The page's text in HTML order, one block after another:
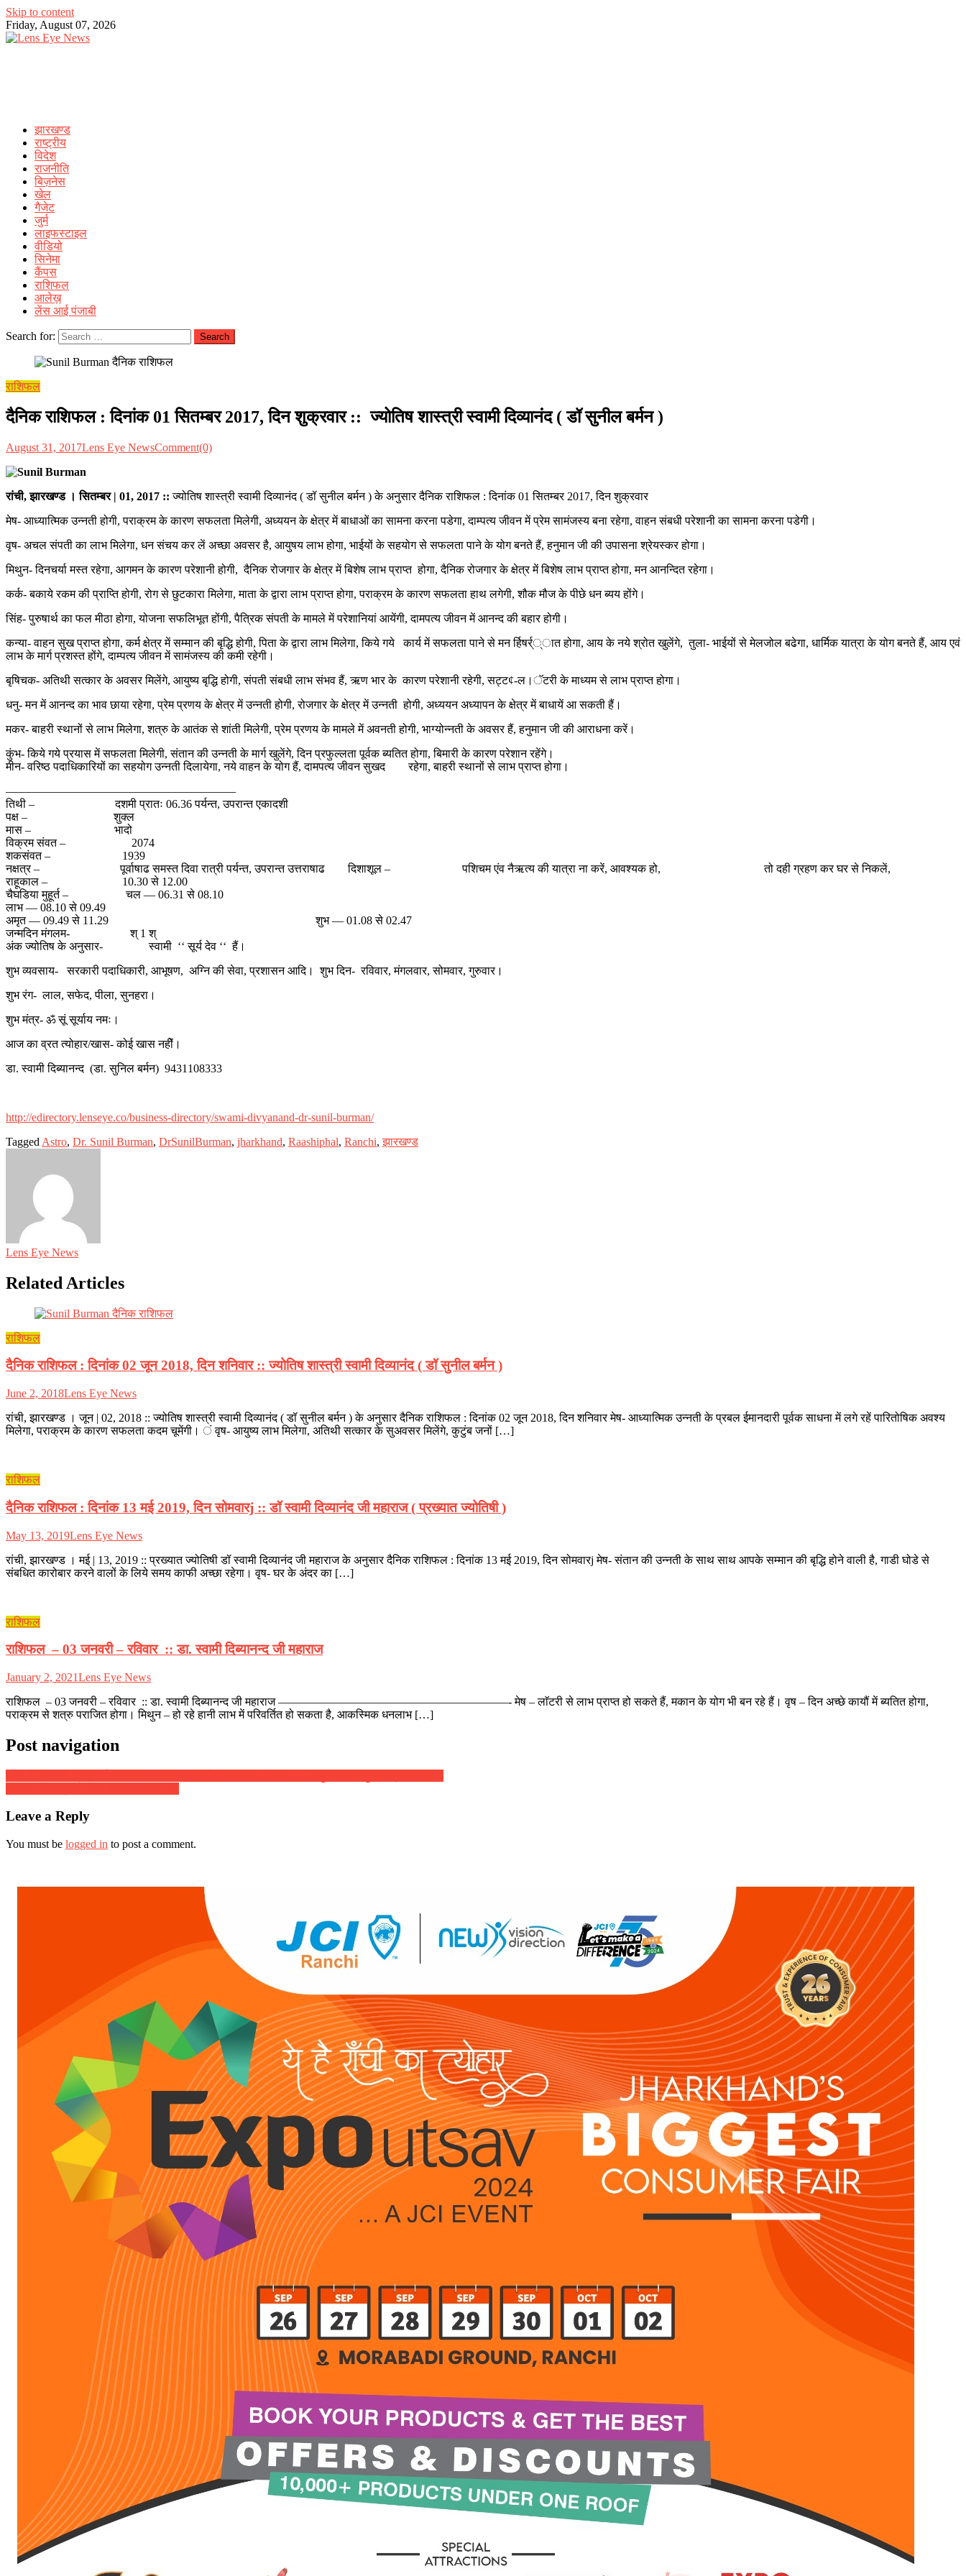
Skip to content
Friday, August 07, 2026
झारखण्ड
राष्ट्रीय
विदेश
राजनीति
बिज़नेस
खेल
गैजेट
जुर्म
लाइफस्टाइल
वीडियो
सिनेमा
कैंपस
राशिफल
आलेख़
लेंस आई पंजाबी
Search for:
राशिफल
दैनिक राशिफल : दिनांक 01 सितम्बर 2017, दिन शुक्रवार :: ज्योतिष शास्त्री स्वामी दिव्यानंद ( डॉ सुनील बर्मन )
August 31, 2017Lens Eye NewsComment(0)
रांची, झारखण्ड । सितम्बर | 01, 2017 :: ज्योतिष शास्त्री स्वामी दिव्यानंद ( डॉ सुनील बर्मन ) के अनुसार दैनिक राशिफल : दिनांक 01 सितम्बर 2017, दिन शुक्रवार
मेष- आध्यात्मिक उन्नती होगी, पराक्रम के कारण सफलता मिलेगी, अध्ययन के क्षेत्र में बाधाओं का सामना करना पडेगा, दाम्पत्य जीवन में प्रेम सामंजस्य बना रहेगा, वाहन संबधी परेशानी का सामना करना पडेगी।
वृष- अचल संपती का लाभ मिलेगा, धन संचय कर लें अच्छा अवसर है, आयुषय लाभ होगा, भाईयों के सहयोग से सफलता पाने के योग बनते हैं, हनुमान जी की उपासना श्रेयस्कर होगा।
मिथुन- दिनचर्या मस्त रहेगा, आगमन के कारण परेशानी होगी, दैनिक रोजगार के क्षेत्र में बिशेष लाभ प्राप्त होगा, दैनिक रोजगार के क्षेत्र में बिशेष लाभ प्राप्त होगा, मन आनन्दित रहेगा।
कर्क- बकाये रकम की प्राप्ति होगी, रोग से छुटकारा मिलेगा, माता के द्वारा लाभ प्राप्त होगा, पराक्रम के कारण सफलता हाथ लगेगी, शौक मौज के पीछे धन ब्यय होंगे।
सिंह- पुरुषार्थ का फल मीठा होगा, योजना सफलिभूत होंगी, पैत्रिक संपती के मामले में परेशानियां आयेंगी, दामपत्य जीवन में आनन्द की बहार होगी।
कन्या- वाहन सुख प्राप्त होगा, कर्म क्षेत्र में सम्मान की बृद्धि होगी, पिता के द्वारा लाभ मिलेगा, किये गये कार्य में सफलता पाने से मन र्हिषर्र््ात होगा, आय के नये श्रोत खुलेंगे, तुला- भाईयों से मेलजोल बढेगा, धार्मिक यात्रा के योग बनते हैं, आय एवं
लाभ के मार्ग प्रशस्त होंगे, दाम्पत्य जीवन में सामंजस्य की कमी रहेगी।
बृषिचक- अतिथी सत्कार के अवसर मिलेंगे, आयुष्य बृद्धि होगी, संपती संबधी लाभ संभव हैं, ऋण भार के कारण परेशानी रहेगी, सट्ट¢-ल।ॅटरी के माध्यम से लाभ प्राप्त होगा।
धनु- मन में आनन्द का भाव छाया रहेगा, प्रेम प्रणय के क्षेत्र में उन्नती होगी, रोजगार के क्षेत्र में उन्नती होगी, अध्ययन अध्यापन के क्षेत्र में बाधायें आ सकती हैं।
मकर- बाहरी स्थानों से लाभ मिलेगा, शत्रु के आतंक से शांती मिलेगी, प्रेम प्रणय के मामले में अवनती होगी, भाग्योन्नती के अवसर हैं, हनुमान जी की आराधना करें।
कुंभ- किये गये प्रयास में सफलता मिलेगी, संतान की उन्नती के मार्ग खुलेंगे, दिन प्रफुल्लता पूर्वक ब्यतित होगा, बिमारी के कारण परेशान रहेंगे।
मीन- वरिष्ठ पदाधिकारियों का सहयोग उन्नती दिलायेगा, नये वाहन के योग हैं, दामपत्य जीवन सुखद रहेगा, बाहरी स्थानों से लाभ प्राप्त होगा।
————————————————————
तिथी – दशमी प्रातः 06.36 पर्यन्त, उपरान्त एकादशी
पक्ष – शुक्ल
मास – भादो
विक्रम संवत – 2074
शकसंवत – 1939
नक्षत्र – पूर्वाषाढ समस्त दिवा रात्री पर्यन्त, उपरान्त उत्तराषाढ दिशाशूल – पशिचम एंव नैऋत्य की यात्रा ना करें, आवश्यक हो, तो दही ग्रहण कर घर से निकलें,
राहूकाल – 10.30 से 12.00
चैघडिया मुहूर्त – चल — 06.31 से 08.10
लाभ — 08.10 से 09.49
अमृत — 09.49 से 11.29 शुभ — 01.08 से 02.47
जन्मदिन मंगलम- श् 1 श्
अंक ज्योतिष के अनुसार- स्वामी ‘‘ सूर्य देव ‘‘ हैं।
शुभ व्यवसाय- सरकारी पदाधिकारी, आभूषण, अग्नि की सेवा, प्रशासन आदि। शुभ दिन- रविवार, मंगलवार, सोमवार, गुरुवार।
शुभ रंग- लाल, सफेद, पीला, सुनहरा।
शुभ मंत्र- ॐ सूं सूर्याय नमः।
आज का व्रत त्योहार/खास- कोई खास नहीें।
डा. स्वामी दिब्यानन्द (डा. सुनिल बर्मन) 9431108333
http://edirectory.lenseye.co/business-directory/swami-divyanand-dr-sunil-burman/
Tagged Astro, Dr. Sunil Burman, DrSunilBurman, jharkhand, Raashiphal, Ranchi,झारखण्ड
Lens Eye News
Related Articles
राशिफल
दैनिक राशिफल : दिनांक 02 जून 2018, दिन शनिवार :: ज्योतिष शास्त्री स्वामी दिव्यानंद ( डॉ सुनील बर्मन )
June 2, 2018Lens Eye News
रांची, झारखण्ड । जून | 02, 2018 :: ज्योतिष शास्त्री स्वामी दिव्यानंद ( डॉ सुनील बर्मन ) के अनुसार दैनिक राशिफल : दिनांक 02 जून 2018, दिन शनिवार मेष- आध्यात्मिक उन्नती के प्रबल ईमानदारी पूर्वक साधना में लगे रहें पारितोषिक अवश्य
मिलेगा, पराक्रम के कारण सफलता कदम चूमेंगी। ं वृष- आयुष्य लाभ मिलेगा, अतिथी सत्कार के सुअवसर मिलेंगे, कुटुंब जनों […]
राशिफल
दैनिक राशिफल : दिनांक 13 मई 2019, दिन सोमवारj :: डॉ स्वामी दिव्यानंद जी महाराज ( प्रख्यात ज्योतिषी )
May 13, 2019Lens Eye News
रांची, झारखण्ड । मई | 13, 2019 :: प्रख्यात ज्योतिषी डॉ स्वामी दिव्यानंद जी महाराज के अनुसार दैनिक राशिफल : दिनांक 13 मई 2019, दिन सोमवारj मेष- संतान की उन्नती के साथ साथ आपके सम्मान की बृद्धि होने वाली है, गाडी घोडे से
संबधित कारोबार करने वालों के लिये समय काफी अच्छा रहेगा। वृष- घर के अंदर का […]
राशिफल
राशिफल – 03 जनवरी – रविवार :: डा. स्वामी दिब्यानन्द जी महाराज
January 2, 2021Lens Eye News
राशिफल – 03 जनवरी – रविवार :: डा. स्वामी दिब्यानन्द जी महाराज ————————————————————- मेष – लाॅटरी से लाभ प्राप्त हो सकते हैं, मकान के योग भी बन रहे हैं। वृष – दिन अच्छे कायौं में ब्यतित होगा,
पराक्रम से शत्रु पराजित होगा। मिथुन – हो रहे हानी लाभ में परिवर्तित हो सकता है, आकस्मिक धनलाभ […]
Post navigation
Leave a Reply
You must be logged in to post a comment.